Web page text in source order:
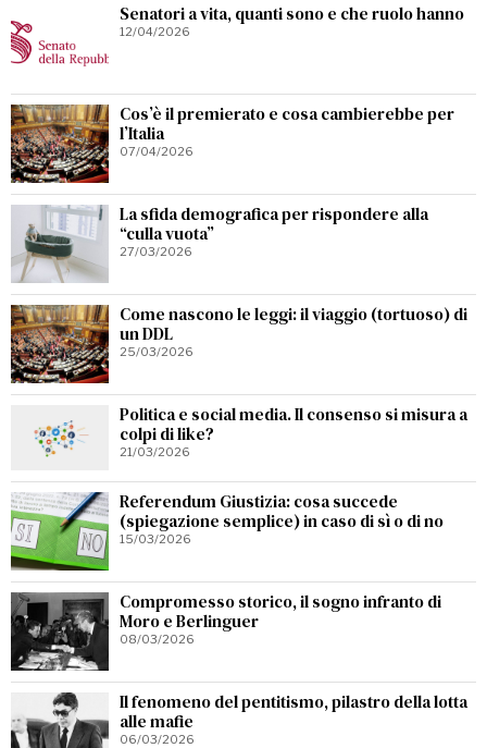
Senatori a vita, quanti sono e che ruolo hanno
12/04/2026
Cos’è il premierato e cosa cambierebbe per
l’Italia
07/04/2026
La sfida demografica per rispondere alla
“culla vuota”
27/03/2026
Come nascono le leggi: il viaggio (tortuoso) di
un DDL
25/03/2026
Politica e social media. Il consenso si misura a
colpi di like?
21/03/2026
Referendum Giustizia: cosa succede
(spiegazione semplice) in caso di sì o di no
15/03/2026
Compromesso storico, il sogno infranto di
Moro e Berlinguer
08/03/2026
Il fenomeno del pentitismo, pilastro della lotta
alle mafie
06/03/2026